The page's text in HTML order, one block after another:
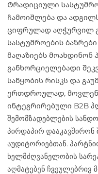
Ტრადიციული
ჩამოიშლება და
ციფრულად აღჭურვილ
სასტუმროების
მაღაზიებს მოახდინონ
განხორციელებადი
საწყობის რისკს და
ერთდროულად,
ინტეგრირებული B2B
შემომზადებლების
პირდაპირ დააკავშირონ
აუდიტორიებთან.
ხელმძღვანელობის
აღმატებენ ჩვეულებრივ